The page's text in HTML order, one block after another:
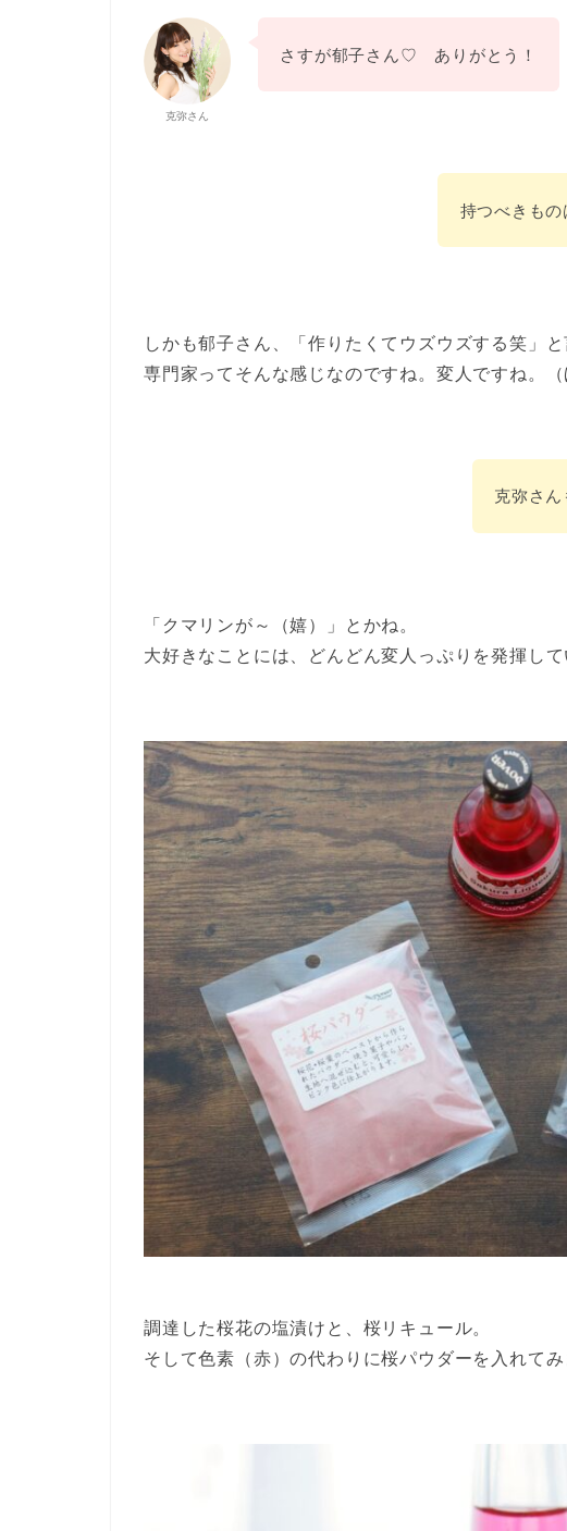
克弥さん
さすが郁子さん♡ ありがとう！
持つべきも
しかも郁子さん、「作りたくてウズウズする笑」と
専門家ってそんな感じなのですね。変人ですね。
克弥さ
「クマリンが～（嬉）」とかね。
大好きなことには、どんどん変人っぷりを発揮して
調達した桜花の塩漬けと、桜リキュール。
そして色素（赤）の代わりに桜パウダーを入れてみ